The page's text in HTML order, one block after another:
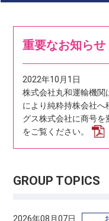
重要なお知らせ
2022年10月1日
株式会社丸和運輸機
により純粋持株会社へ
グス株式会社に商号を
をご覧ください。
GROUP TOPICS
2026年08月07日